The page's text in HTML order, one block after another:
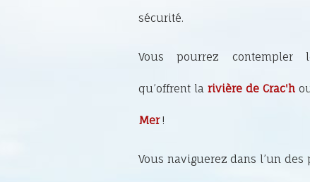
sécurité.
Vous pourrez contempler
qu’offrent la rivière de Crac'h
Mer!
Vous naviguerez dans l’un